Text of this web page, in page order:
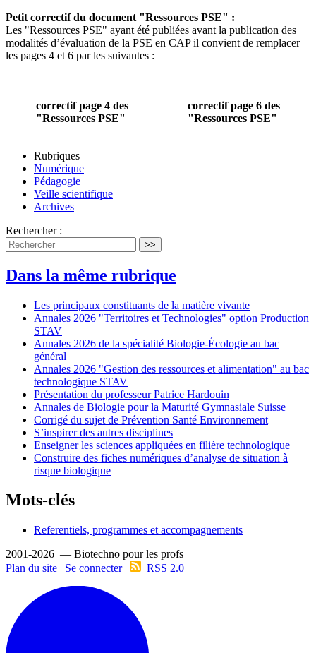
Petit correctif du document "Ressources PSE" :
Les "Ressources PSE" ayant été publiées avant la publication des
modalités d’évaluation de la PSE en CAP il convient de remplacer
les pages 4 et 6 par les suivantes :
correctif page 4 des
"Ressources PSE"
correctif page 6 des
"Ressources PSE"
Rubriques
Numérique
Pédagogie
Veille scientifique
Archives
Rechercher :
>>
Dans la même rubrique
Les principaux constituants de la matière vivante
Annales 2026 "Territoires et Technologies" option Production
STAV
Annales 2026 de la spécialité Biologie-Écologie au bac
général
Annales 2026 "Gestion des ressources et alimentation" au bac
technologique STAV
Présentation du professeur Patrice Hardouin
Annales de Biologie pour la Maturité Gymnasiale Suisse
Corrigé du sujet de Prévention Santé Environnement
S’inspirer des autres disciplines
Enseigner les sciences appliquées en filière technologique
Construire des fiches numériques d’analyse de situation à
risque biologique
Mots-clés
Referentiels, programmes et accompagnements
2001-2026 — Biotechno pour les profs
Plan du site | Se connecter| RSS 2.0